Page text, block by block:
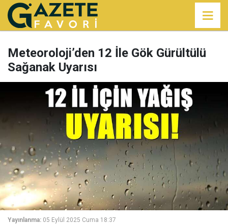
Meteoroloji’den 12 İle Gök Gürültülü
Sağanak Uyarısı
Yayınlanma: 05 Eylül 2025 Cuma 18:37